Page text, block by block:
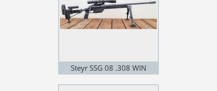
Steyr SSG 08 .308 WIN